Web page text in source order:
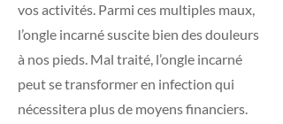
vos activités. Parmi ces multiples maux,
l’ongle incarné suscite bien des douleurs
à nos pieds. Mal traité, l’ongle incarné
peut se transformer en infection qui
nécessitera plus de moyens financiers.